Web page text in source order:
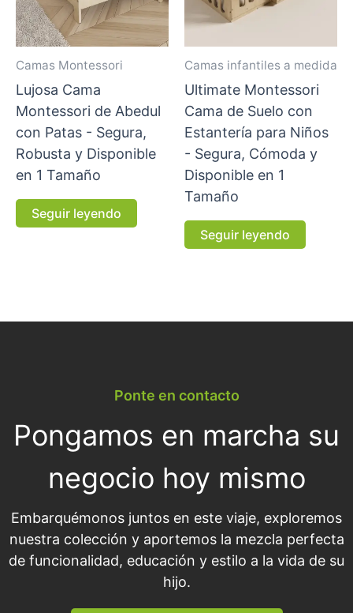
Camas Montessori
Lujosa Cama
Montessori de Abedul
con Patas - Segura,
Robusta y Disponible
en 1 Tamaño
Seguir leyendo
Camas infantiles a medida
Ultimate Montessori
Cama de Suelo con
Estantería para Niños
- Segura, Cómoda y
Disponible en 1
Tamaño
Seguir leyendo
Ponte en contacto
Pongamos en marcha su
negocio hoy mismo
Embarquémonos juntos en este viaje, exploremos
nuestra colección y aportemos la mezcla perfecta
de funcionalidad, educación y estilo a la vida de su
hijo.